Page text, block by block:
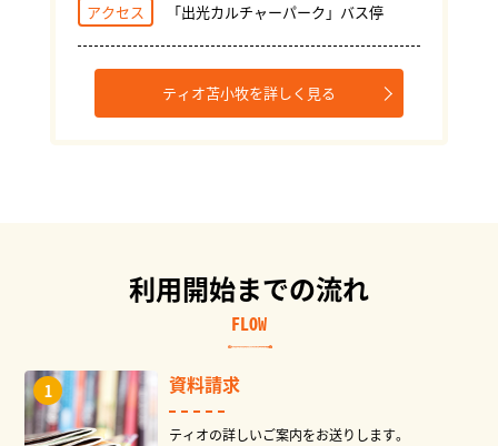
アクセス 「出光カルチャーパーク」バス停
ティオ苫小牧を詳しく見る
利用開始までの流れ
FLOW
資料請求
ティオの詳しいご案内をお送りします。